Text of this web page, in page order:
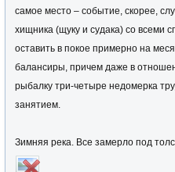
самое место – событие, скорее,
хищника (щуку и судака) со всеми
оставить в покое примерно на
балансиры, причем даже в
рыбалку три-четыре недомерка
занятием.
Зимняя река. Все замерло под